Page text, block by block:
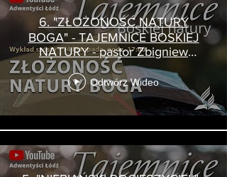
6. "ZŁOŻONOŚĆ NATURY
BOGA" - TAJEMNICE BOSKIEJ
NATURY - pastor Zbigniew
Makarewicz
Odtwórz Wideo